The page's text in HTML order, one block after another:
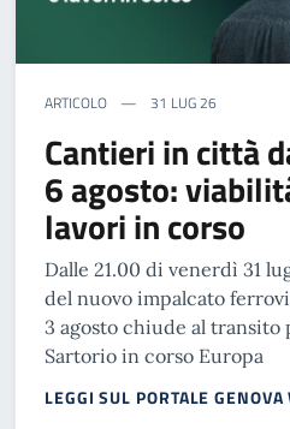
ARTICOLO 31 LUG 26
Cantieri in città
6 agosto:
lavori in corso
Dalle 21.00 di venerdì 31
del nuovo impalcato
3 agosto chiude al transito
Sartorio in corso Europa
LEGGI SUL PORTALE